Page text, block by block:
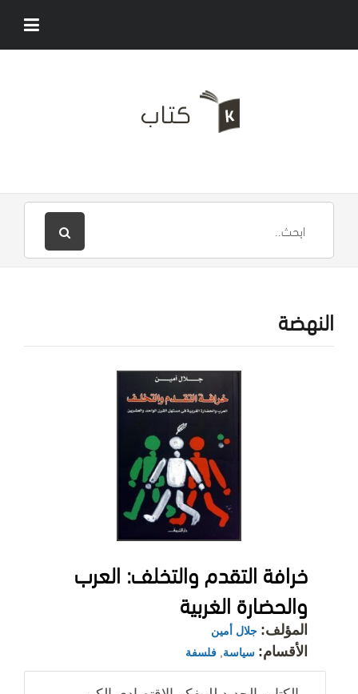
النهضة
خرافة التقدم والتخلف: العرب
والحضارة الغربية
المؤلف: جلال أمين
الأقسام: سياسة فلسفة